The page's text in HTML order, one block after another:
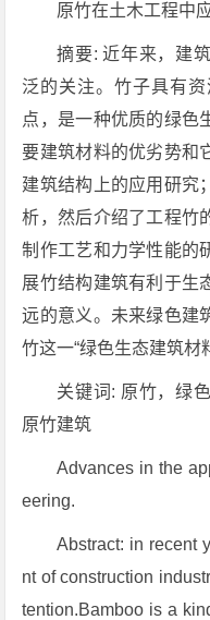
原竹在土木工程中
摘要: 近年来，建
泛的关注。竹子具有
点，是一种优质的绿色
要建筑材料的优劣势和
建筑结构上的应用研究
析，然后介绍了工程竹
制作工艺和力学性能的
展竹结构建筑有利于生
远的意义。未来绿色建
竹这一“绿色生态建筑材
关键词: 原竹，绿
原竹建筑
Advances in the
eering.
Abstract: in recent
nt of construction
tention.Bamboo is a